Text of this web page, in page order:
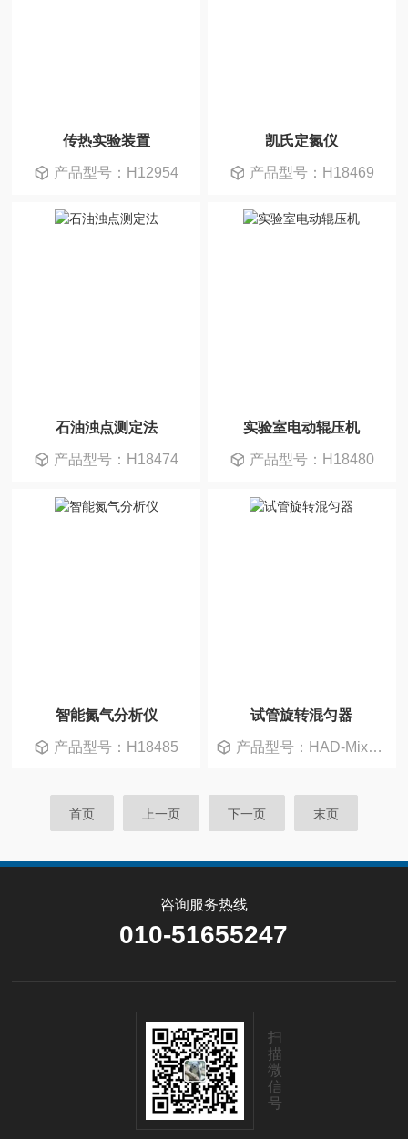
传热实验装置
产品型号：H12954
凯氏定氮仪
产品型号：H18469
石油浊点测定法
产品型号：H18474
实验室电动辊压机
产品型号：H18480
智能氮气分析仪
产品型号：H18485
试管旋转混匀器
产品型号：HAD-MixTube
首页 上一页 下一页 末页
咨询服务热线
010-51655247
扫
描
微
信
号